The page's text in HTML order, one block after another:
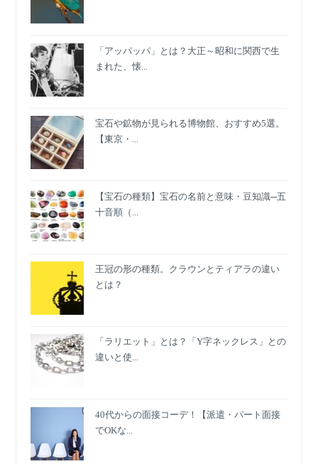
「アッパッパ」とは？大正～昭和に関西で生
まれた、懐...
宝石や鉱物が見られる博物館、おすすめ5選。
【東京・...
【宝石の種類】宝石の名前と意味・豆知識─五
十音順（...
王冠の形の種類。クラウンとティアラの違い
とは？
「ラリエット」とは？「Y字ネックレス」との
違いと使...
40代からの面接コーデ！【派遣・パート面接
でOKな...